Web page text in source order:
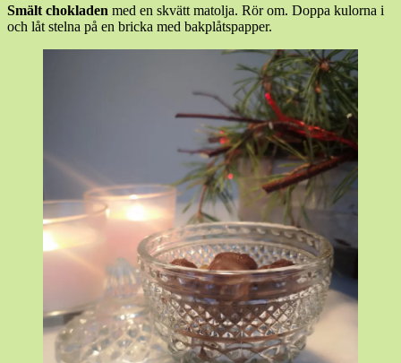
Smält chokladen med en skvätt matolja. Rör om. Doppa kulorna i
och låt stelna på en bricka med bakplåtspapper.